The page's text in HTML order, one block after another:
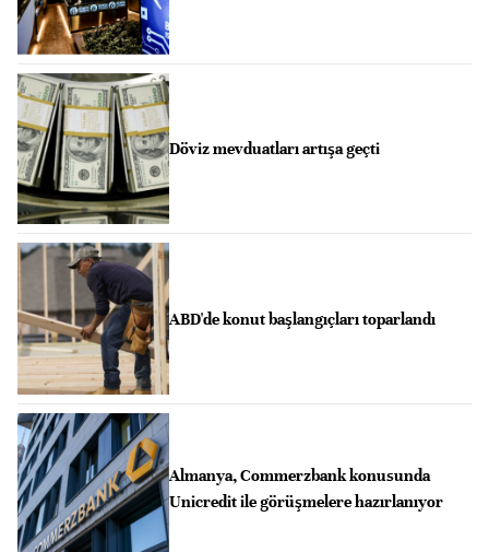
Döviz mevduatları artışa geçti
ABD'de konut başlangıçları toparlandı
Almanya, Commerzbank konusunda
Unicredit ile görüşmelere hazırlanıyor